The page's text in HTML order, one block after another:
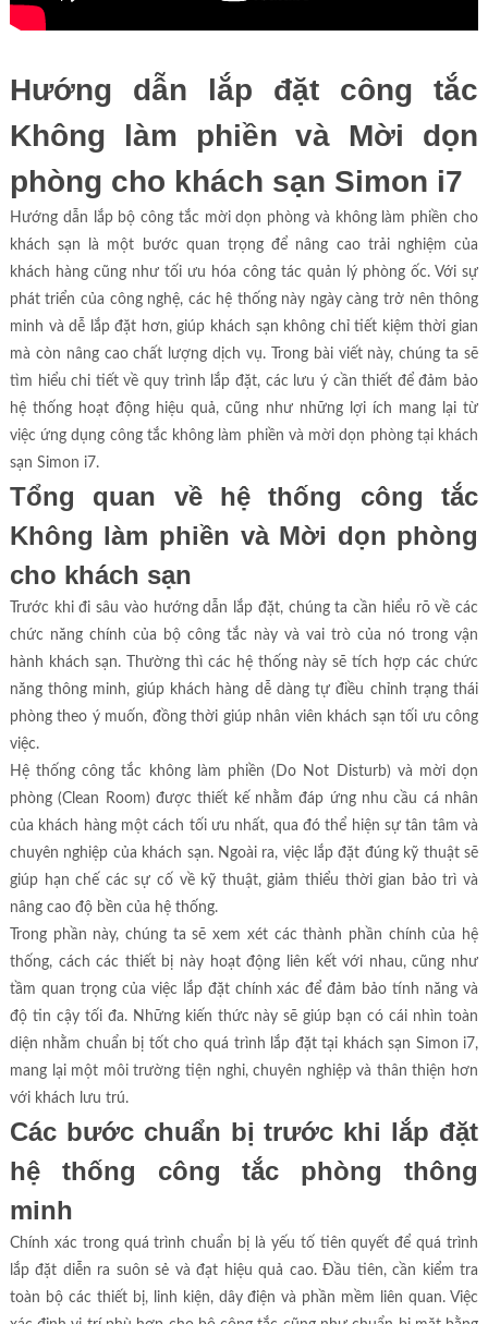
Hướng dẫn lắp đặt công tắc
Không làm phiền và Mời dọn
phòng cho khách sạn Simon i7
Hướng dẫn lắp bộ công tắc mời dọn phòng và không làm phiền cho
khách sạn là một bước quan trọng để nâng cao trải nghiệm của
khách hàng cũng như tối ưu hóa công tác quản lý phòng ốc. Với sự
phát triển của công nghệ, các hệ thống này ngày càng trở nên thông
minh và dễ lắp đặt hơn, giúp khách sạn không chỉ tiết kiệm thời gian
mà còn nâng cao chất lượng dịch vụ. Trong bài viết này, chúng ta sẽ
tìm hiểu chi tiết về quy trình lắp đặt, các lưu ý cần thiết để đảm bảo
hệ thống hoạt động hiệu quả, cũng như những lợi ích mang lại từ
việc ứng dụng công tắc không làm phiền và mời dọn phòng tại khách
sạn Simon i7.
Tổng quan về hệ thống công tắc
Không làm phiền và Mời dọn phòng
cho khách sạn
Trước khi đi sâu vào hướng dẫn lắp đặt, chúng ta cần hiểu rõ về các
chức năng chính của bộ công tắc này và vai trò của nó trong vận
hành khách sạn. Thường thì các hệ thống này sẽ tích hợp các chức
năng thông minh, giúp khách hàng dễ dàng tự điều chỉnh trạng thái
phòng theo ý muốn, đồng thời giúp nhân viên khách sạn tối ưu công
việc.
Hệ thống công tắc không làm phiền (Do Not Disturb) và mời dọn
phòng (Clean Room) được thiết kế nhằm đáp ứng nhu cầu cá nhân
của khách hàng một cách tối ưu nhất, qua đó thể hiện sự tân tâm và
chuyên nghiệp của khách sạn. Ngoài ra, việc lắp đặt đúng kỹ thuật sẽ
giúp hạn chế các sự cố về kỹ thuật, giảm thiểu thời gian bảo trì và
nâng cao độ bền của hệ thống.
Trong phần này, chúng ta sẽ xem xét các thành phần chính của hệ
thống, cách các thiết bị này hoạt động liên kết với nhau, cũng như
tầm quan trọng của việc lắp đặt chính xác để đảm bảo tính năng và
độ tin cậy tối đa. Những kiến thức này sẽ giúp bạn có cái nhìn toàn
diện nhằm chuẩn bị tốt cho quá trình lắp đặt tại khách sạn Simon i7,
mang lại một môi trường tiện nghi, chuyên nghiệp và thân thiện hơn
với khách lưu trú.
Các bước chuẩn bị trước khi lắp đặt
hệ thống công tắc phòng thông
minh
Chính xác trong quá trình chuẩn bị là yếu tố tiên quyết để quá trình
lắp đặt diễn ra suôn sẻ và đạt hiệu quả cao. Đầu tiên, cần kiểm tra
toàn bộ các thiết bị, linh kiện, dây điện và phần mềm liên quan. Việc